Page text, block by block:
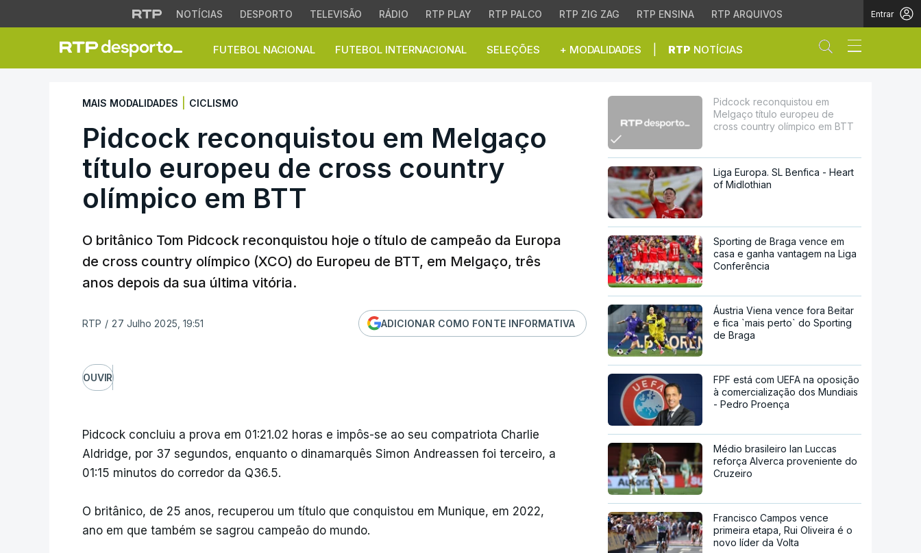
NOTÍCIAS DESPORTO TELEVISÃO RÁDIO RTP PLAY RTP PALCO RTP ZIG ZAG RTP ENSINA RTP ARQUIVOS Entrar
FUTEBOL NACIONAL FUTEBOL INTERNACIONAL SELEÇÕES + MODALIDADES RTP NOTÍCIAS Abrir campo
Pidcock reconquistou em Melgaço título europeu de cross
MAIS MODALIDADES CICLISMO
Pidcock reconquistou em Melgaço
título europeu de cross country
olímpico em BTT
O britânico Tom Pidcock reconquistou hoje o título de campeão da Europa
de cross country olímpico (XCO) do Europeu de BTT, em Melgaço, três
anos depois da sua última vitória.
RTP / 27 Julho 2025, 19:51 ADICIONAR COMO FONTE INFORMATIVA
OUVIR
Pidcock concluiu a prova em 01:21.02 horas e impôs-se ao seu compatriota Charlie
Aldridge, por 37 segundos, enquanto o dinamarquês Simon Andreassen foi terceiro, a
01:15 minutos do corredor da Q36.5.
O britânico, de 25 anos, recuperou um título que conquistou em Munique, em 2022,
ano em que também se sagrou campeão do mundo.
Pidcock reconquistou em
Melgaço título europeu de
cross country olímpico em BTT
Liga Europa. SL Benfica - Heart
of Midlothian
Sporting de Braga vence em
casa e ganha vantagem na Liga
Conferência
Áustria Viena vence fora Beitar
e fica `mais perto` do Sporting
de Braga
FPF está com UEFA na oposição
à comercialização dos Mundiais
- Pedro Proença
Médio brasileiro Ian Luccas
reforça Alverca proveniente do
Cruzeiro
Francisco Campos vence
primeira etapa, Rui Oliveira é o
novo líder da Volta